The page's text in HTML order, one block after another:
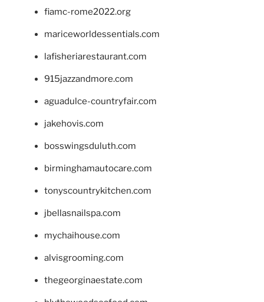
fiamc-rome2022.org
mariceworldessentials.com
lafisheriarestaurant.com
915jazzandmore.com
aguadulce-countryfair.com
jakehovis.com
bosswingsduluth.com
birminghamautocare.com
tonyscountrykitchen.com
jbellasnailspa.com
mychaihouse.com
alvisgrooming.com
thegeorginaestate.com